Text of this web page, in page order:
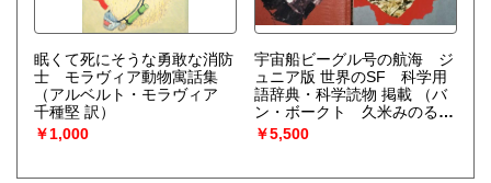
眠くて死にそうな勇敢な消防
士 モラヴィア動物寓話集
（アルベルト・モラヴィア
千種堅 訳）
￥1,000
宇宙船ビーグル号の航海 ジ
ュニア版 世界のSF 科学用
語辞典・科学読物 掲載
（バ
ン・ボークト 久米みのる
訳 金森達 装幀 武部本一
郎 箱絵・口絵・さし絵 斉
￥5,500